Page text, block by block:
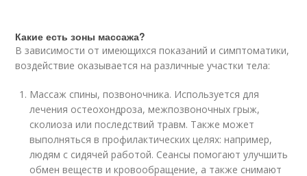
Какие есть зоны массажа?
В зависимости от имеющихся показаний и симптоматики,
воздействие оказывается на различные участки тела:
Массаж спины, позвоночника. Используется для
лечения остеохондроза, межпозвоночных грыж,
сколиоза или последствий травм. Также может
выполняться в профилактических целях: например,
людям с сидячей работой. Сеансы помогают улучшить
обмен веществ и кровообращение, а также снимают